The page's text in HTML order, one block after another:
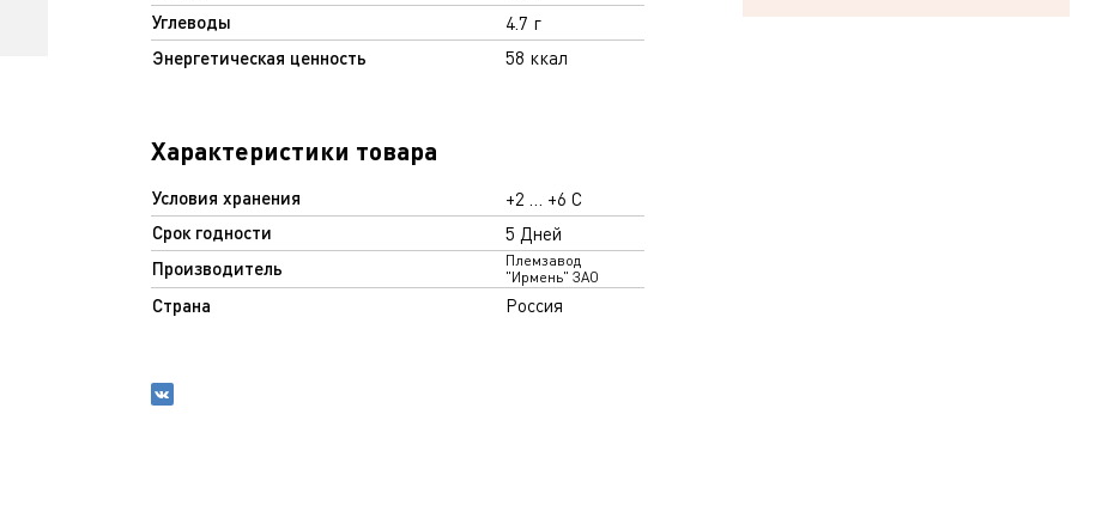
Углеводы 4.7 г
Энергетическая ценность 58 ккал
Характеристики товара
Условия хранения +2 … +6 С
Срок годности 5 Дней
Производитель
Племзавод
"Ирмень" ЗАО
Страна Россия